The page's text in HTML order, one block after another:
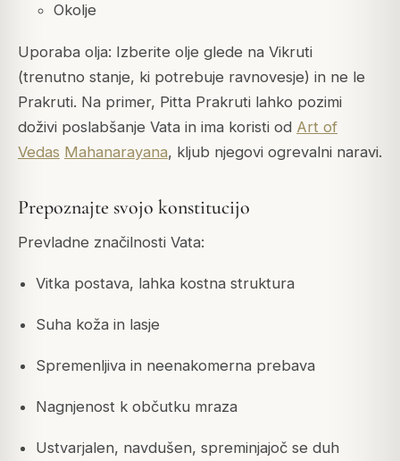
Okolje
Uporaba olja: Izberite olje glede na Vikruti
(trenutno stanje, ki potrebuje ravnovesje) in ne le
Prakruti. Na primer, Pitta Prakruti lahko pozimi
doživi poslabšanje Vata in ima koristi od Art of
Vedas Mahanarayana, kljub njegovi ogrevalni naravi.
Prepoznajte svojo konstitucijo
Prevladne značilnosti Vata:
Vitka postava, lahka kostna struktura
Suha koža in lasje
Spremenljiva in neenakomerna prebava
Nagnjenost k občutku mraza
Ustvarjalen, navdušen, spreminjajoč se duh